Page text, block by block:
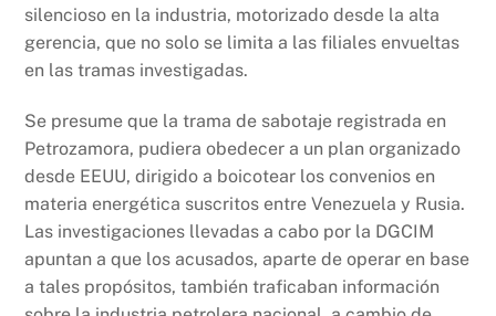
silencioso en la industria, motorizado desde la alta
gerencia, que no solo se limita a las filiales envueltas
en las tramas investigadas.
Se presume que la trama de sabotaje registrada en
Petrozamora, pudiera obedecer a un plan organizado
desde EEUU, dirigido a boicotear los convenios en
materia energética suscritos entre Venezuela y Rusia.
Las investigaciones llevadas a cabo por la DGCIM
apuntan a que los acusados, aparte de operar en base
a tales propósitos, también traficaban información